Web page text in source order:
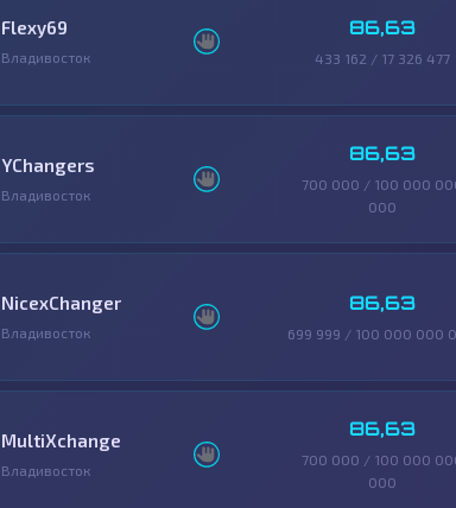
Flexy69
Владивосток
86,63
433 162 / 17 326 477
YChangers
Владивосток
86,63
700 000 / 100 000
000
NicexChanger
Владивосток
86,63
699 999 / 100 000 000
MultiXchange
Владивосток
86,63
700 000 / 100 000
000